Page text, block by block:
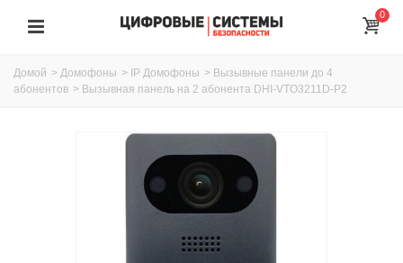
0
Домой > Домофоны > IP Домофоны > Вызывные панели до 4
абонентов > Вызывная панель на 2 абонента DHI-VTO3211D-P2